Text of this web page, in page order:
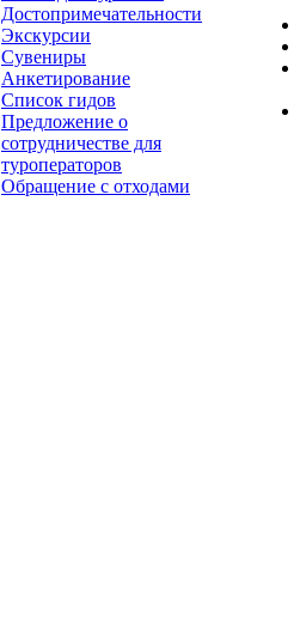
Достопримечательности
Экскурсии
Сувениры
Анкетирование
Список гидов
Предложение о
сотрудничестве для
туроператоров
Обращение с отходами